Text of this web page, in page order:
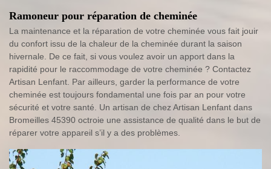
Ramoneur pour réparation de cheminée
La maintenance et la réparation de votre cheminée vous fait jouir
du confort issu de la chaleur de la cheminée durant la saison
hivernale. De ce fait, si vous voulez avoir un apport dans la
rapidité pour le raccommodage de votre cheminée ? Contactez
Artisan Lenfant. Par ailleurs, garder la performance de votre
cheminée est toujours fondamental une fois par an pour votre
sécurité et votre santé. Un artisan de chez Artisan Lenfant dans
Bromeilles 45390 octroie une assistance de qualité dans le but de
réparer votre appareil s’il y a des problèmes.